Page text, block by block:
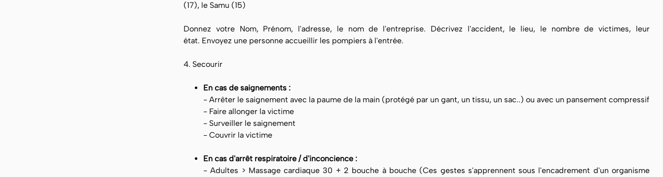
(17), le Samu (15)
Donnez votre Nom, Prénom, l'adresse, le nom de l'entreprise. Décrivez l'accident, le lieu, le nombre de victimes, leur
état. Envoyez une personne accueillir les pompiers à l'entrée.
4. Secourir
En cas de saignements :
- Arrêter le saignement avec la paume de la main (protégé par un gant, un tissu, un sac..) ou avec un pansement compressif
- Faire allonger la victime
- Surveiller le saignement
- Couvrir la victime
En cas d'arrêt respiratoire / d'inconcience :
- Adultes > Massage cardiaque 30 + 2 bouche à bouche (Ces gestes s'apprennent sous l'encadrement d'un organisme